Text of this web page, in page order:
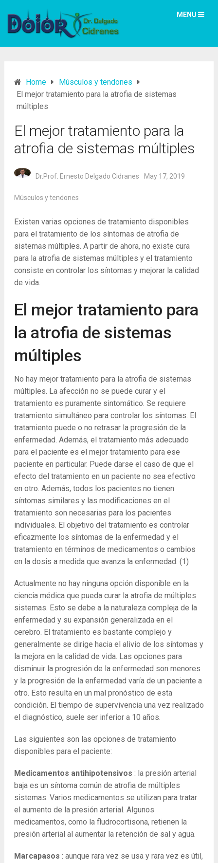
MENU
Home
Músculos y tendones
El mejor tratamiento para la atrofia de sistemas
múltiples
El mejor tratamiento para la
atrofia de sistemas múltiples
Dr.Prof. Ernesto Delgado Cidranes May 17, 2019
Músculos y tendones
Existen varias opciones de tratamiento disponibles
para el tratamiento de los síntomas de atrofia de
sistemas múltiples. A partir de ahora, no existe cura
para la atrofia de sistemas múltiples y el tratamiento
consiste en controlar los síntomas y mejorar la calidad
de vida.
El mejor tratamiento para
la atrofia de sistemas
múltiples
No hay mejor tratamiento para la atrofia de sistemas
múltiples. La afección no se puede curar y el
tratamiento es puramente sintomático. Se requiere
tratamiento simultáneo para controlar los síntomas. El
tratamiento puede o no retrasar la progresión de la
enfermedad. Además, el tratamiento más adecuado
para el paciente es el mejor tratamiento para ese
paciente en particular. Puede darse el caso de que el
efecto del tratamiento en un paciente no sea efectivo
en otro. Además, todos los pacientes no tienen
síntomas similares y las modificaciones en el
tratamiento son necesarias para los pacientes
individuales. El objetivo del tratamiento es controlar
eficazmente los síntomas de la enfermedad y el
tratamiento en términos de medicamentos o cambios
en la dosis a medida que avanza la enfermedad. (1)
Actualmente no hay ninguna opción disponible en la
ciencia médica que pueda curar la atrofia de múltiples
sistemas. Esto se debe a la naturaleza compleja de la
enfermedad y su expansión generalizada en el
cerebro. El tratamiento es bastante complejo y
generalmente se dirige hacia el alivio de los síntomas y
la mejora en la calidad de vida. Las opciones para
disminuir la progresión de la enfermedad son menores
y la progresión de la enfermedad varía de un paciente a
otro. Esto resulta en un mal pronóstico de esta
condición. El tiempo de supervivencia una vez realizado
el diagnóstico, suele ser inferior a 10 años.
Las siguientes son las opciones de tratamiento
disponibles para el paciente:
Medicamentos antihipotensivos : la presión arterial
baja es un síntoma común de atrofia de múltiples
sistemas. Varios medicamentos se utilizan para tratar
el aumento de la presión arterial. Algunos
medicamentos, como la fludrocortisona, retienen la
presión arterial al aumentar la retención de sal y agua.
Marcapasos : aunque rara vez se usa y rara vez es útil,